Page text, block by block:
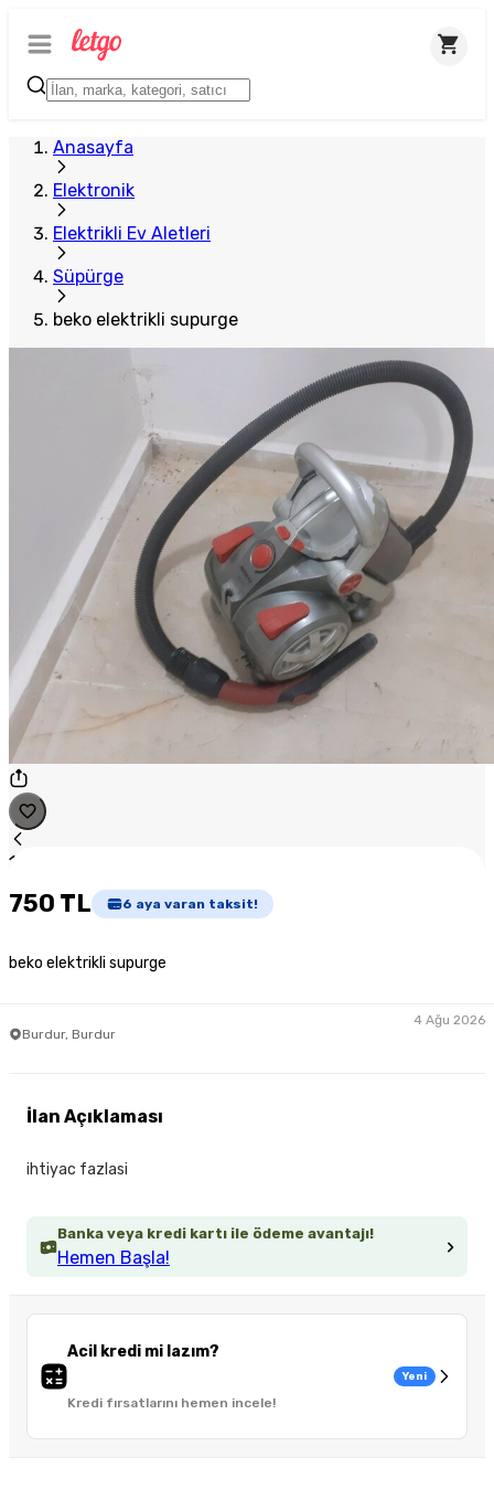
Anasayfa
Elektronik
Elektrikli Ev Aletleri
Süpürge
beko elektrikli supurge
1
750 TL 6 aya varan taksit!
beko elektrikli supurge
Burdur, Burdur
4 Ağu 2026
Banka veya kredi kartı ile ödeme avantajı!
Hemen Başla!
Acil kredi mi lazım?
Kredi fırsatlarını hemen incele!
Yeni
İlan Açıklaması
ihtiyac fazlasi